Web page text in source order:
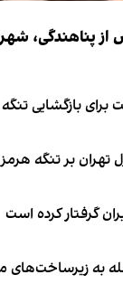
بازگشایی تنگه
تهران بر تنگه
گرفتار کرده است
به